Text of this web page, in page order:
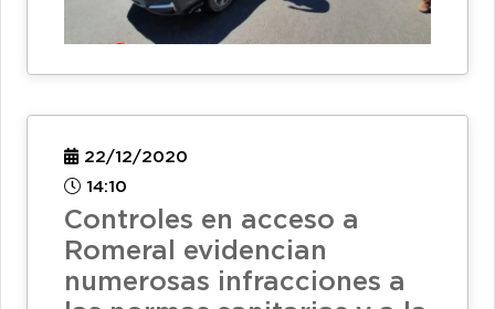
22/12/2020
14:10
Controles en acceso a
Romeral evidencian
numerosas infracciones a